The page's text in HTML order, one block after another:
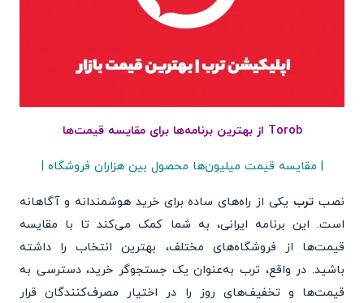
Torob از بهترین برنامه‌ها برای مقایسه قیمت‌ها
| مقایسه قیمت میلیون‌ها محصول بین هزاران فروشگاه |
نصب ترب یکی از راه‌های ساده برای خرید هوشمندانه و آگاهانه
است. این برنامه ایرانی، به شما کمک می‌کند تا با مقایسه
قیمت‌ها از فروشگاه‌های مختلف، بهترین انتخاب را داشته
باشید. در واقع، ترب به‌عنوان یک جستجوگر خرید، دسترسی به
قیمت‌ها و تخفیف‌های روز را در اختیار مصرف‌کنندگان قرار